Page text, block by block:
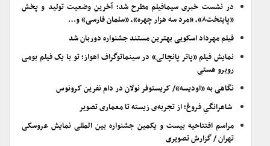
در نشست خبری سیمافیلم مطرح شد؛ آخرین وضعیت تولید و پخش
«پایتخت۸»، «مرد سه هزار چهره»، «سلمان فارسی» و…
فیلم مهرداد اسکویی بهترین مستند جشنواره دوربان شد
نمایش فیلم «پاتر پانچالی» در سینماتوگراف اهواز؛ تو با یک فیلم بومی
روبرو هستی
نگاهی به «اودیسه»/ کریستوفر نولان در دام نفرین کرونوس
شاعرانگیِ فروغ؛ از تجربه‌ی زیسته تا معماری تصویر
مراسم افتتاحیه بیست و یکمین جشنواره بین المللی نمایش عروسکی
تهران / گزارش تصویری